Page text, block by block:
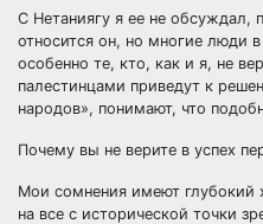
С Нетаниягу я ее не обсуждал,
относится он, но многие люди в
особенно те, кто, как и я, не
палестинцами приведут к
народов», понимают, что
Почему вы не верите в успех
Мои сомнения имеют глубокий
на все с исторической точки